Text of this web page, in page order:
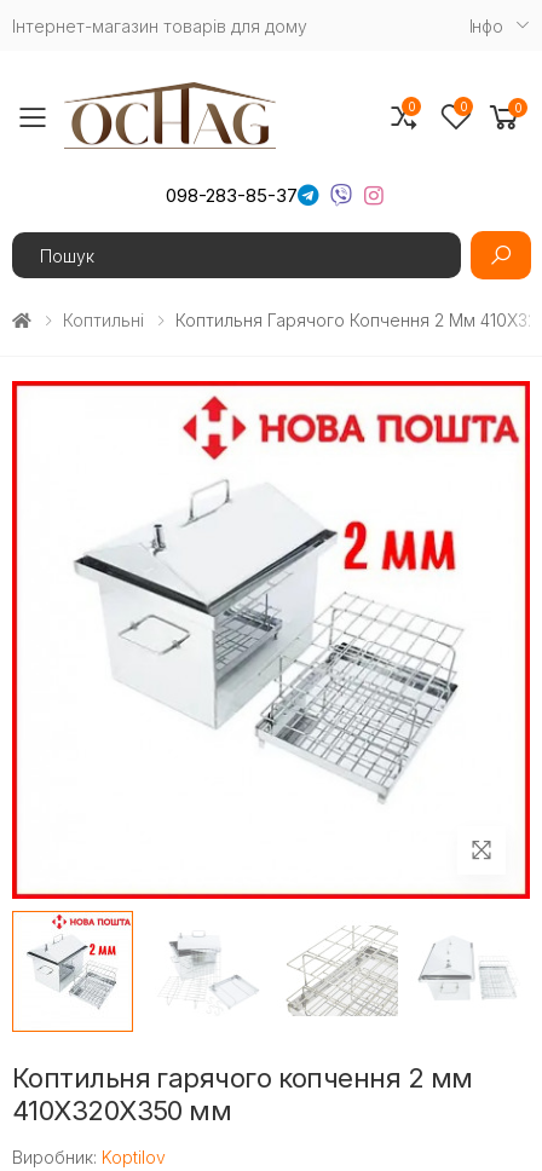
Інтернет-магазин товарів для дому Iнфо
Toggle mobile menu
098-283-85-37
Search
0 0 0
Коптильні Коптильня Гарячого Копчення 2 Мм
Коптильня гарячого копчення 2 мм
410Х320Х350 мм
Виробник: Koptilov